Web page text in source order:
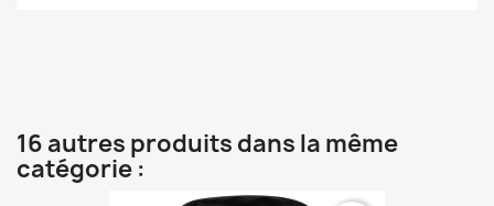
16 autres produits dans la même
catégorie :